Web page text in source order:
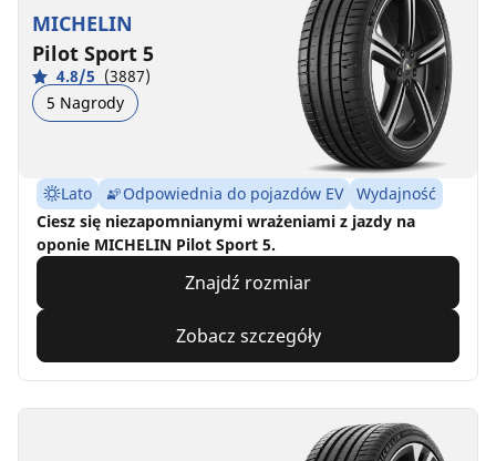
MICHELIN
Pilot Sport 5
4.8/5 (3887)
5 Nagrody
Lato Odpowiednia do pojazdów EV
Wydajność
Ciesz się niezapomnianymi wrażeniami z jazdy na
oponie MICHELIN Pilot Sport 5.
Znajdź rozmiar
Zobacz szczegóły